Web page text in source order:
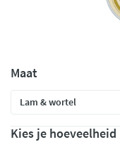
Maat
Kies je hoeveelheid